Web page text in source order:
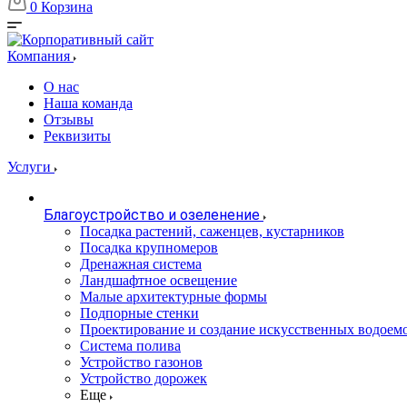
0 Корзина
Компания
О нас
Наша команда
Отзывы
Реквизиты
Услуги
Благоустройство и озеленение
Посадка растений, саженцев, кустарников
Посадка крупномеров
Дренажная система
Ландшафтное освещение
Малые архитектурные формы
Подпорные стенки
Проектирование и создание искусственных
Система полива
Устройство газонов
Устройство дорожек
Еще